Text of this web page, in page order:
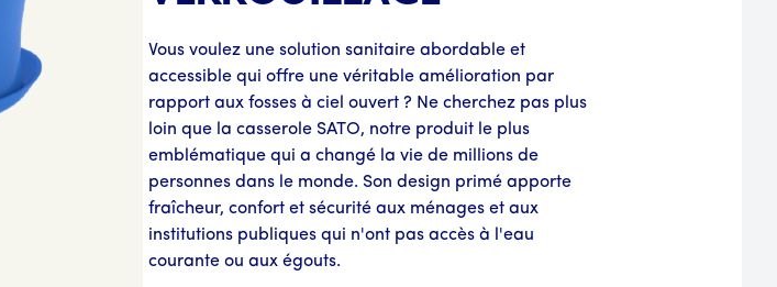
Vous voulez une solution sanitaire abordable et
accessible qui offre une véritable amélioration par
rapport aux fosses à ciel ouvert ? Ne cherchez pas plus
loin que la casserole SATO, notre produit le plus
emblématique qui a changé la vie de millions de
personnes dans le monde. Son design primé apporte
fraîcheur, confort et sécurité aux ménages et aux
institutions publiques qui n'ont pas accès à l'eau
courante ou aux égouts.